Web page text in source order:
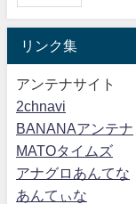
リンク集
アンテナサイト
2chnavi
BANANAアンテナ
MATOタイムズ
アナグロあんてな
あんてぃな